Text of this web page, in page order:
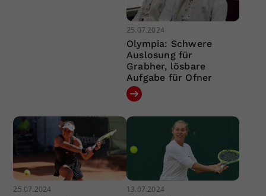
25.07.2024
Olympia: Schwere
Auslosung für
Grabher, lösbare
Aufgabe für Ofner
25.07.2024 13.07.2024